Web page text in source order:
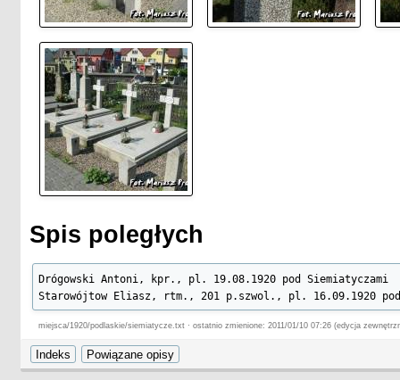
Spis poległych
Drógowski Antoni, kpr., pl. 19.08.1920 pod Siemiatyczami
Starowójtow Eliasz, rtm., 201 p.szwol., pl. 16.09.1920 pod
miejsca/1920/podlaskie/siemiatycze.txt · ostatnio zmienione: 2011/01/10 07:26 (edycja